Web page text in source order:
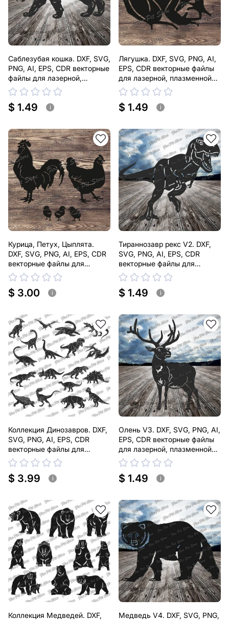
Саблезубая кошка. DXF, SVG,
PNG, AI, EPS, CDR векторные
файлы для лазерной,
плазменной резки
$ 1.49 i
Лягушка. DXF, SVG, PNG, AI,
EPS, CDR векторные файлы
для лазерной, плазменной
резки
$ 1.49 i
Курица, Петух, Цыплята.
DXF, SVG, PNG, AI, EPS, CDR
векторные файлы для
лазерной, плазменной резки
$ 3.00 i
Тираннозавр рекс V2. DXF,
SVG, PNG, AI, EPS, CDR
векторные файлы для
лазерной, плазменной резки
$ 1.49 i
Коллекция Динозавров. DXF,
SVG, PNG, AI, EPS, CDR
векторные файлы для
лазерной, плазменной резки
$ 3.99 i
Олень V3. DXF, SVG, PNG, AI,
EPS, CDR векторные файлы
для лазерной, плазменной
резки
$ 1.49 i
Коллекция Медведей. DXF,
Медведь V4. DXF, SVG, PNG,